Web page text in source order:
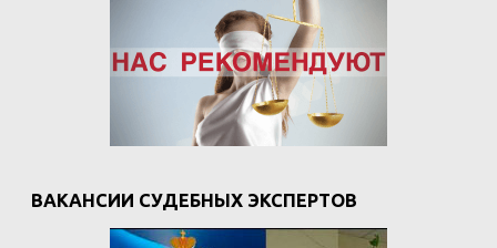
ВАКАНСИИ СУДЕБНЫХ ЭКСПЕРТОВ